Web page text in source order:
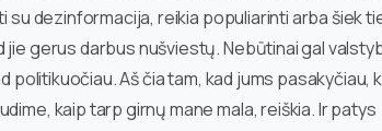
dezinformacija, reikia populiarinti arba šiek
gerus darbus nušviestų. Nebūtinai gal
Aš čia tam, kad jums pasakyčiau,
kaip tarp girnų mane mala, reiškia. Ir patys